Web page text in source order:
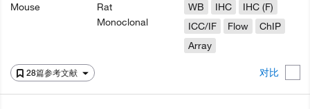
28篇参考文献 对比
Mouse
Rat
Monoclonal
WB
IHC
IHC (F)
ICC/IF
Flow
ChIP
Array